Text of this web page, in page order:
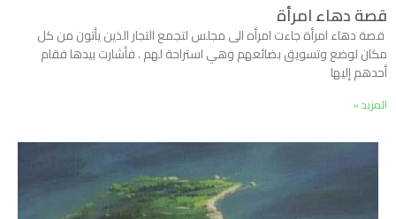
قصة دهاء امرأة
قصة دهاء امرأة جاءت امرأه الى مجلس لتجمع التجار الذين يأتون من كل
مكان لوضع وتسويق بضائعهم وهي استراحة لهم . فأشارت بيدها فقام
أحدهم إليها
المزيد »